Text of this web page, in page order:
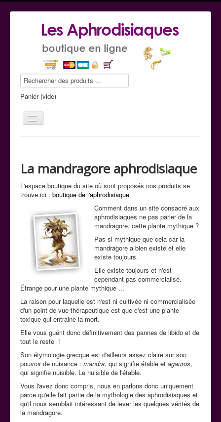
Panier (vide)
Le guide conseil
La boutique
Commande tel
La cuisine aphrodisiaque
Contact
La mandragore aphrodisiaque
L'espace boutique du site où sont proposés nos produits se
trouve ici : boutique de l'aphrodisiaque
Comment dans un site consacré aux
aphrodisiaques ne pas parler de la
mandragore, cette plante mythique ?
Pas si mythique que cela car la
mandragore a bien existé et elle
existe toujours.
Elle existe toujours et n'est
cependant pas commercialisé.
Étrange pour une plante mythique ...
La raison pour laquelle est n'est ni cultivée ni commercialisée
d'un point de vue thérapeutique est que c'est une plante
toxique qui entraine la mort.
Elle vous guérit donc définitivement des pannes de libido et de
tout le reste !
Son étymologie grecque est d'ailleurs assez claire sur son
pouvoir de nuisance : mandra, qui signifie étable et agauros,
qui signifie nuisible. Le nuisible de l'étable.
Vous l'avez donc compris, nous en parlons donc uniquement
parce qu'elle fait partie de la mythologie des aphrodisiaques et
qu'il nous semblait intéressant de lever les quelques vérités de
la mandragore.